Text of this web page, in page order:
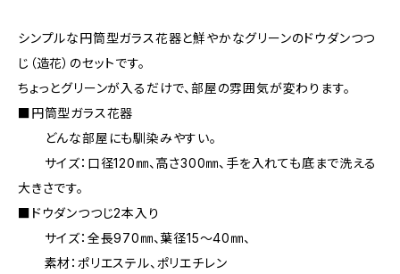
シンプルな円筒型ガラス花器と鮮やかなグリーンのドウダンつつ
じ（造花）のセットです。
ちょっとグリーンが入るだけで、部屋の雰囲気が変わります。
■円筒型ガラス花器
どんな部屋にも馴染みやすい。
サイズ：口径120㎜、高さ300㎜、手を入れても底まで洗える
大きさです。
■ドウダンつつじ2本入り
サイズ：全長970㎜、葉径15～40㎜、
素材：ポリエステル、ポリエチレン